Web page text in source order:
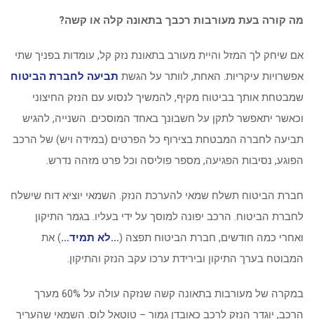
מה קורה בעת מעורבות רכבך בתאונה קלה או קשה?
אם שיחק לך המזל והיית מעורב בתאונת נזק קל, עומדות בפניך שתי
אפשרויות עיקריות. האחת, לוותר על הגשת תביעה לחברת הביטוח
שמבטחת אותך בביטוח מקיף, להמשיך לנסוע עם הנזק החיצוני
וכאשר יתאפשר לתקן על חשבונך באחד המוסכים. השנייה, להגיש
תביעה לחברה המבטחת בצירוף כל הפרטים (במידה ויש) של הרכב
הפוגע, נסיבות הפגיעה, מספר פוליסה וכל פרט מזהה נדרש.
חברת הביטוח תשלח שמאי להערכת הנזק. השמאי יוציא דוח שישלח
לחברת הביטוח. הרכב יפונה למוסך על ידי בעליו. בגמר התיקון
ואחרי כמה חודשים, חברת הביטוח תפצה (…לא תמיד…) את
המבוטח בערך התיקון ובירידת ערכו עקב הנזק והתיקון.
במקרה של מעורבות בתאונה קשה שנזקה עולה על 60% מערך
הרכב, יוגדר הנזק לרכב כאובדן גמור – טוטאל לוס. השמאי שהעריך